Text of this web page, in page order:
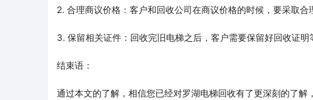
2. 合理商议价格：客户和回收公司在商议价格的时候，要采取合
3. 保留相关证件：回收完旧电梯之后，客户需要保留好回收证明
结束语：
通过本文的了解，相信您已经对罗湖电梯回收有了更深刻的了